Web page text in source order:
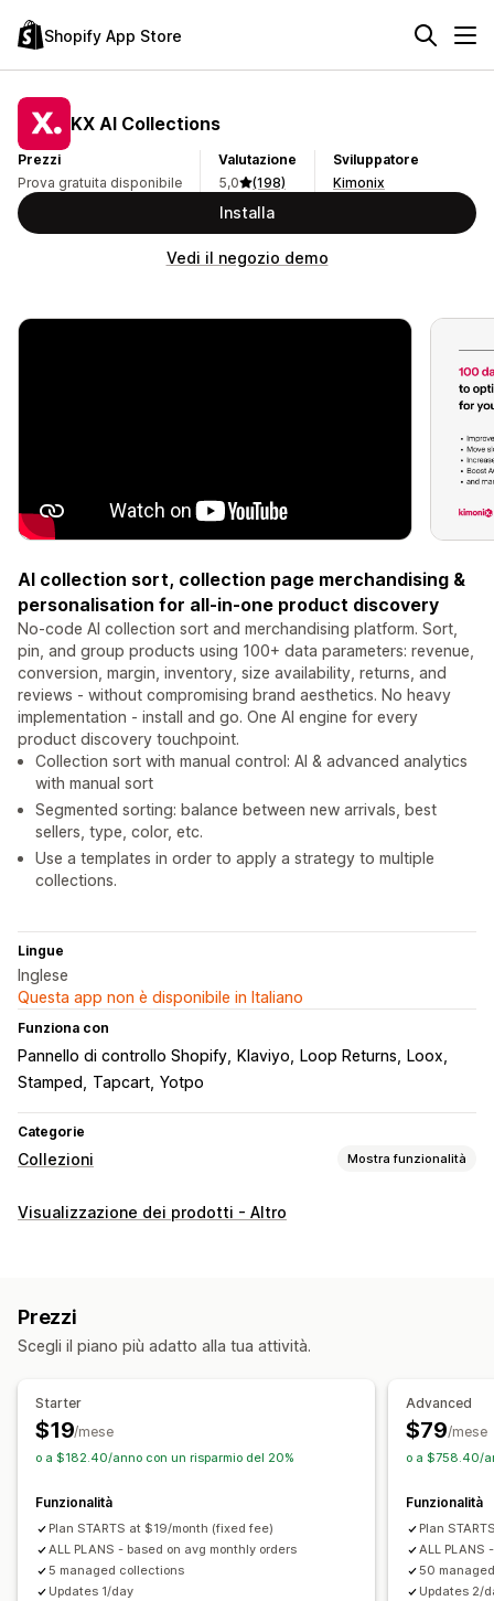
Shopify App Store
KX AI Collections
Prezzi
Prova gratuita disponibile
Valutazione
5,0
(198)
Sviluppatore
Kimonix
Installa
Vedi il negozio demo
AI collection sort, collection page merchandising &
personalisation for all-in-one product discovery
No-code AI collection sort and merchandising platform. Sort,
pin, and group products using 100+ data parameters: revenue,
conversion, margin, inventory, size availability, returns, and
reviews - without compromising brand aesthetics. No heavy
implementation - install and go. One AI engine for every
product discovery touchpoint.
Collection sort with manual control: AI & advanced analytics
with manual sort
Segmented sorting: balance between new arrivals, best
sellers, type, color, etc.
Use a templates in order to apply a strategy to multiple
collections.
Lingue
Inglese
Questa app non è disponibile in Italiano
Funziona con
Pannello di controllo Shopify Klaviyo Loop Returns
Loox
Stamped
Tapcart Yotpo
Categorie
Collezioni Mostra funzionalità
Azioni di ordinamento
Gestione delle collezioni
Importazione ed esportazione
Creazione di collezioni
Modifica in blocco
Raccomandazioni basate sull’IA
Visualizzazione dei prodotti - Altro
Prezzi
Scegli il piano più adatto alla tua attività.
Starter
$19/mese
o a $182.40/anno con un risparmio del 20%
Funzionalità
Plan STARTS at $19/month (fixed fee)
ALL PLANS - based on avg monthly orders
5 managed collections
Updates 1/day
Advanced
$79/mese
o a $758.40/
Funzionalità
Plan
ALL PLANS
50
Updates 2/